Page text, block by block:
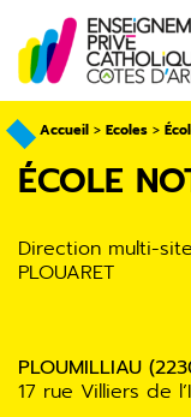
Accueil > Ecoles >
ÉCOLE
Direction multi-
PLOUARET
PLOUMILLIAU
17 rue Villiers de